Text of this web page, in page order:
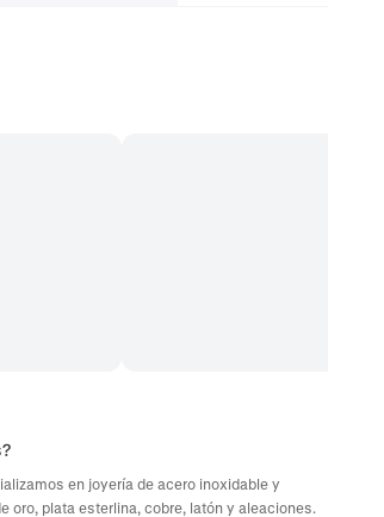
en joyería de acero inoxidable y
oro, plata esterlina, cobre, latón y aleaciones.